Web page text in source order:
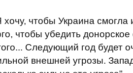
хочу, чтобы Украина
чтобы убедить
Следующий год будет
внешней угрозы.